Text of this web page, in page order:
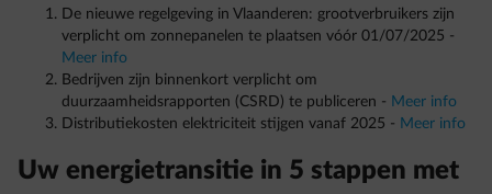
De nieuwe regelgeving in Vlaanderen: grootverbruikers zijn
verplicht om zonnepanelen te plaatsen vóór 01/07/2025 -
Meer info
Bedrijven zijn binnenkort verplicht om
duurzaamheidsrapporten (CSRD) te publiceren - Meer info
Distributiekosten elektriciteit stijgen vanaf 2025 - Meer info
Uw energietransitie in 5 stappen met